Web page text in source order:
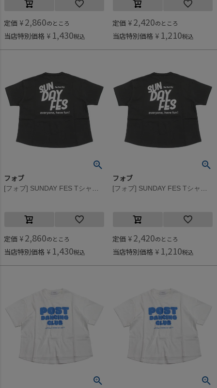
定価 ¥ 2,860のところ
当店特別価格 ¥ 1,430税込
定価 ¥ 2,420のところ
当店特別価格 ¥ 1,210税込
フォブ
定価 ¥ 2,860のところ
当店特別価格 ¥ 1,430税込
フォブ
定価 ¥ 2,420のところ
当店特別価格 ¥ 1,210税込